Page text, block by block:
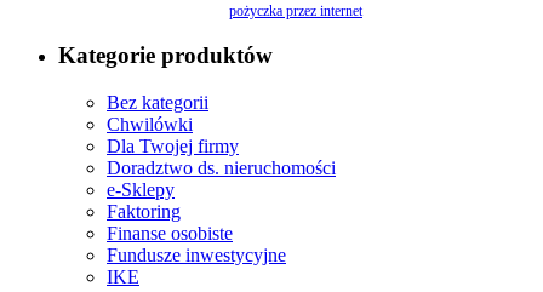
pożyczka przez internet
Kategorie produktów
Bez kategorii
Chwilówki
Dla Twojej firmy
Doradztwo ds. nieruchomości
e-Sklepy
Faktoring
Finanse osobiste
Fundusze inwestycyjne
IKE